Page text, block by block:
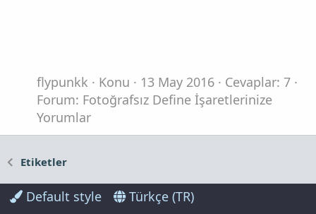
flypunkk Konu 13 May 2016
Cevaplar: 7
Forum: Fotoğrafsız Define İşaretlerinize
Yorumlar
Etiketler
Default style
Türkçe (TR)